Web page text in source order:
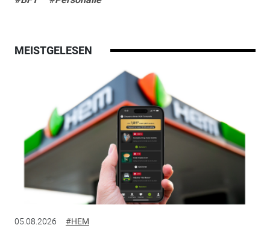
MEISTGELESEN
05.08.2026 #HEM